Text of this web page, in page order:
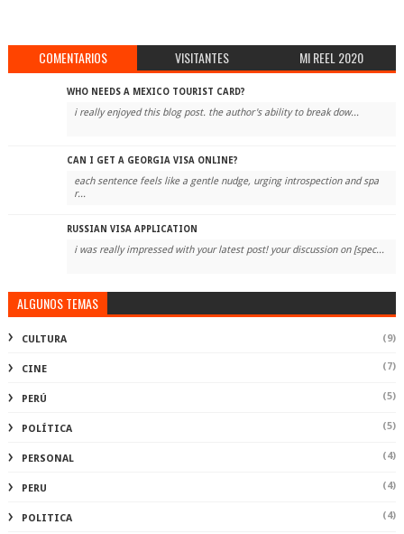
COMENTARIOS VISITANTES MI REEL 2020
WHO NEEDS A MEXICO TOURIST CARD?
i really enjoyed this blog post. the author's ability to break dow...
CAN I GET A GEORGIA VISA ONLINE?
each sentence feels like a gentle nudge, urging introspection and spa
r...
RUSSIAN VISA APPLICATION
i was really impressed with your latest post! your discussion on [spec...
ALGUNOS TEMAS
CULTURA (9)
CINE (7)
PERÚ (5)
POLÍTICA (5)
PERSONAL (4)
PERU (4)
POLITICA (4)